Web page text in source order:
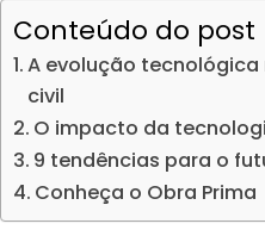
Conteúdo do post
A evolução
civil
O impacto da
9 tendências para o
Conheça o Obra Prima